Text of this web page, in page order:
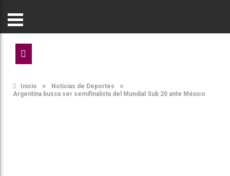
Inicio » Noticias de Deportes »
Argentina busca ser semifinalista del Mundial Sub 20 ante México